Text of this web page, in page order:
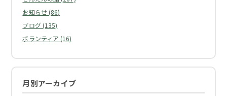
お知らせ (86)
ブログ (135)
ボランティア (16)
月別アーカイブ